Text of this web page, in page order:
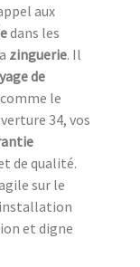
aux
dans les
zinguerie. Il
de
le
34, vos
de qualité.
sur le
et digne